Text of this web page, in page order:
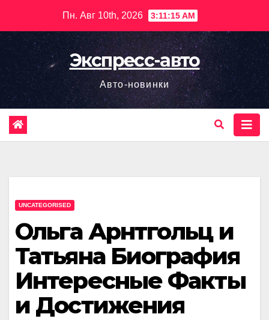
содержимому
Пн. Авг 10th, 2026 3:11:16 AM
Экспресс-авто
Авто-новинки
UNCATEGORISED
Ольга Арнтгольц и
Татьяна Биография
Интересные Факты
и Достижения